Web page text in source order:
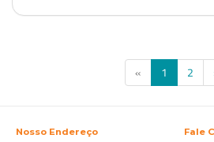
« 1 (current)
2
Nosso Endereço
Fale